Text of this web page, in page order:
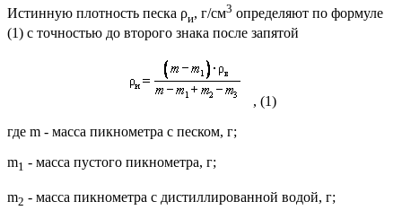
Истинную плотность песка ρи, г/см3 определяют по формуле
(1) с точностью до второго знака после запятой
, (1)
где m - масса пикнометра с песком, г;
m1 - масса пустого пикнометра, г;
m2 - масса пикнометра с дистиллированной водой, г;